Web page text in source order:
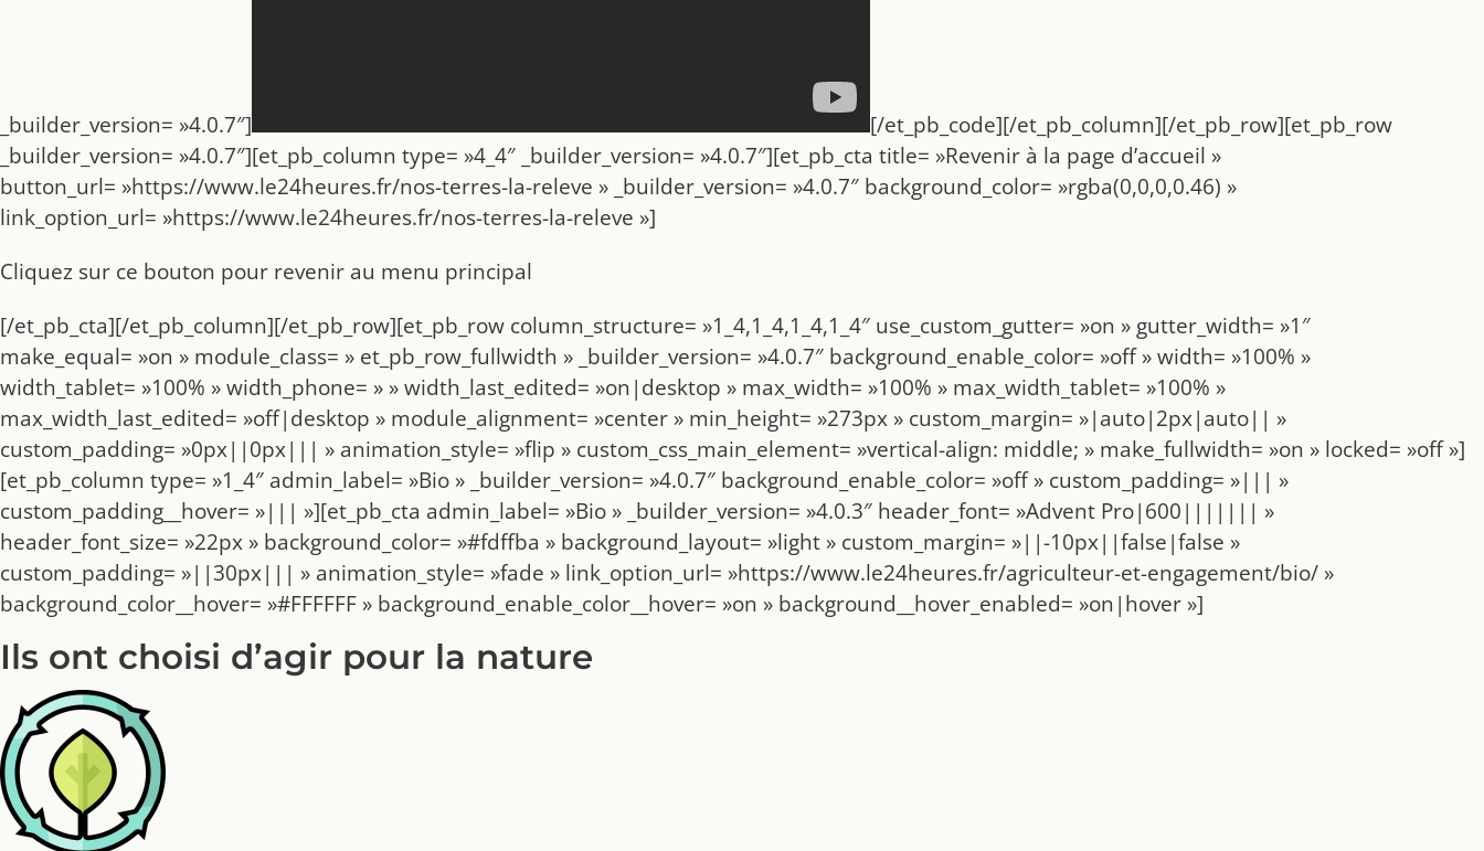
_builder_version= »4.0.7″]
[/et_pb_code][/et_pb_column][/et_pb_row][et_pb_row
_builder_version= »4.0.7″][et_pb_column type= »4_4″ _builder_version= »4.0.7″][et_pb_cta title= »Revenir à la page d’accueil »
button_url= »https://www.le24heures.fr/nos-terres-la-releve » _builder_version= »4.0.7″ background_color= »rgba(0,0,0,0.46) »
link_option_url= »https://www.le24heures.fr/nos-terres-la-releve »]
Cliquez sur ce bouton pour revenir au menu principal
[/et_pb_cta][/et_pb_column][/et_pb_row][et_pb_row column_structure= »1_4,1_4,1_4,1_4″ use_custom_gutter= »on » gutter_width= »1″
make_equal= »on » module_class= » et_pb_row_fullwidth » _builder_version= »4.0.7″ background_enable_color= »off » width= »100% »
width_tablet= »100% » width_phone= » » width_last_edited= »on|desktop » max_width= »100% » max_width_tablet= »100% »
max_width_last_edited= »off|desktop » module_alignment= »center » min_height= »273px » custom_margin= »|auto|2px|auto|| »
custom_padding= »0px||0px||| » animation_style= »flip » custom_css_main_element= »vertical-align: middle; » make_fullwidth= »on » locked= »off »]
[et_pb_column type= »1_4″ admin_label= »Bio » _builder_version= »4.0.7″ background_enable_color= »off » custom_padding= »||| »
custom_padding__hover= »||| »][et_pb_cta admin_label= »Bio » _builder_version= »4.0.3″ header_font= »Advent Pro|600||||||| »
header_font_size= »22px » background_color= »#fdffba » background_layout= »light » custom_margin= »||-10px||false|false »
custom_padding= »||30px||| » animation_style= »fade » link_option_url= »https://www.le24heures.fr/agriculteur-et-engagement/bio/ »
background_color__hover= »#FFFFFF » background_enable_color__hover= »on » background__hover_enabled= »on|hover »]
Ils ont choisi d’agir pour la nature